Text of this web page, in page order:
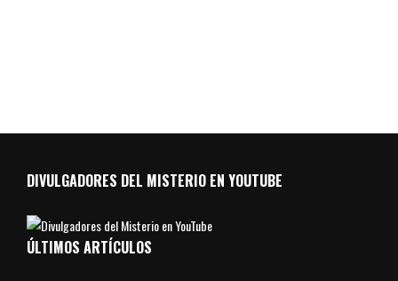
DIVULGADORES DEL MISTERIO EN YOUTUBE
ÚLTIMOS ARTÍCULOS